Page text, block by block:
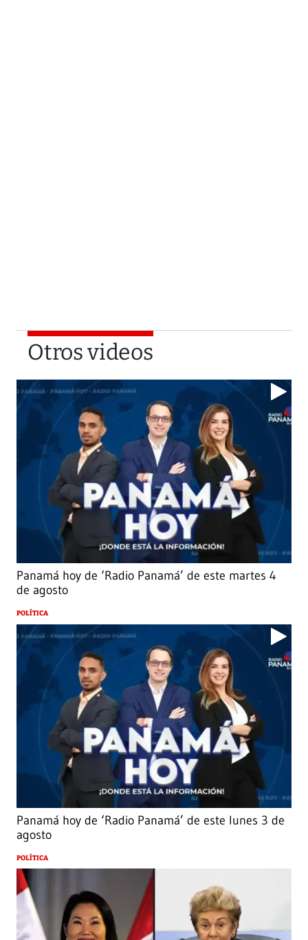
Otros videos
Panamá hoy de ‘Radio Panamá’ de este martes 4
de agosto
POLÍTICA
Panamá hoy de ‘Radio Panamá’ de este lunes 3 de
agosto
POLÍTICA